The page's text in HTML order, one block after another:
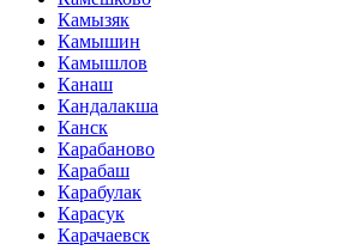
Камызяк
Камышин
Камышлов
Канаш
Кандалакша
Канск
Карабаново
Карабаш
Карабулак
Карасук
Карачаевск